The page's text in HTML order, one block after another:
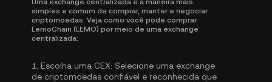
Uma exchange centralizada é a maneira mais
simples e comum de comprar, manter e negociar
criptomoedas. Veja como você pode comprar
LemoChain (LEMO) por meio de uma exchange
centralizada:
1. Escolha uma CEX: Selecione uma exchange
de criptomoedas confiável e reconhecida que